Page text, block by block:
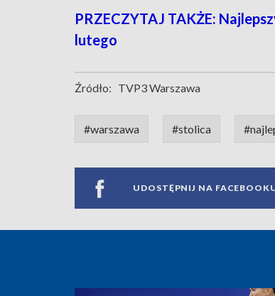
PRZECZYTAJ TAKŻE:
lutego
Źródło: TVP3 Warszawa
#warszawa #stolica
UDOSTĘPNIJ NA